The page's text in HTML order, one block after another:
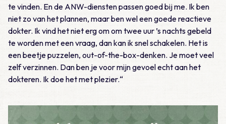
te vinden. En de ANW-diensten passen goed bij me. Ik ben
niet zo van het plannen, maar ben wel een goede reactieve
dokter. Ik vind het niet erg om om twee uur ’s nachts gebeld
te worden met een vraag, dan kan ik snel schakelen. Het is
een beetje puzzelen, out-of-the-box-denken. Je moet veel
zelf verzinnen. Dan ben je voor mijn gevoel echt aan het
dokteren. Ik doe het met plezier.“